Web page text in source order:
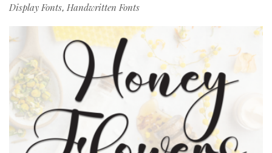
Display Fonts, Handwritten Fonts